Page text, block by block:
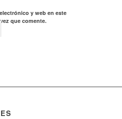
y web en este
que comente.